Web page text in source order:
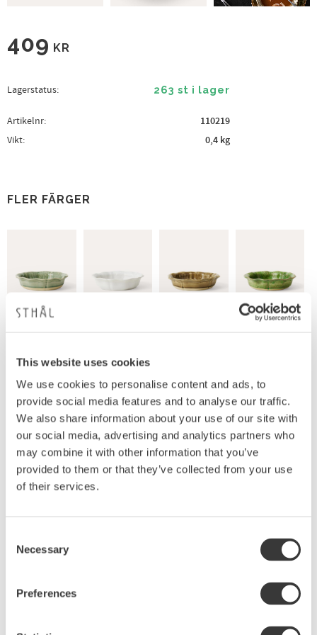
This website uses cookies
We use cookies to personalise content and ads, to
provide social media features and to analyse our traffic.
We also share information about your use of our site with
our social media, advertising and analytics partners who
may combine it with other information that you’ve
provided to them or that they’ve collected from your use
of their services.
Selection
Necessary
Preferences
409 KR
Lagerstatus 263 st i lager
Artikelnr
110219
Vikt
0,4 kg
FLER FÄRGER
Produktbeskrivning
Så ljuvlig liten rosa skål att duka med. En skål i
alldeles lagom storlek för många godsaker. Den
mjuka formen, den användbar storleken gör den
snabbt till en favorit. Skålen är också tålig och kan
ställas i ugn om du vill servera en liten gratäng
skålen är del av Sthåls kollektion Arabesque.
Skålen är bränd stengodslera som glaserats i en
blommornas värld. Den flödande glasyren skapar